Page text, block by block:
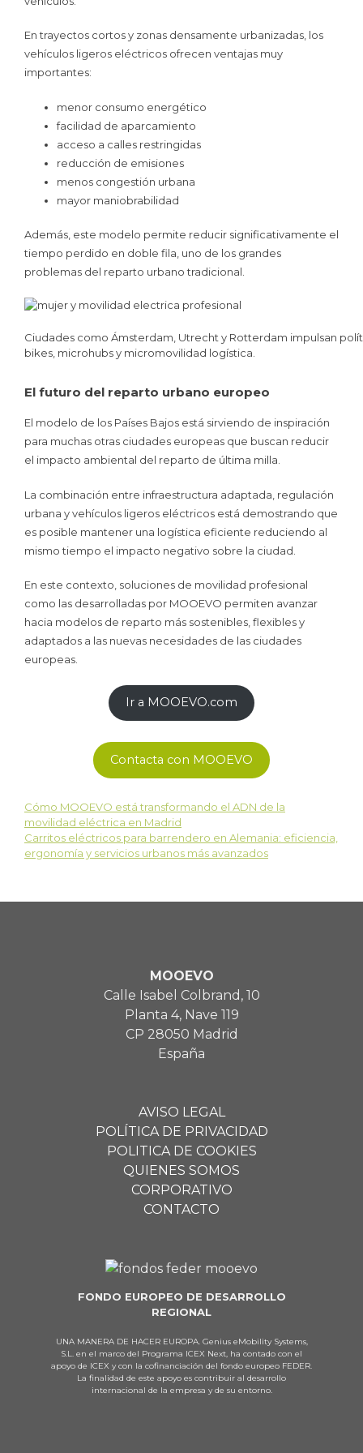
En trayectos cortos y zonas densamente urbanizadas, los
vehículos ligeros eléctricos ofrecen ventajas muy
importantes:
menor consumo energético
facilidad de aparcamiento
acceso a calles restringidas
reducción de emisiones
menos congestión urbana
mayor maniobrabilidad
Además, este modelo permite reducir significativamente el
tiempo perdido en doble fila, uno de los grandes
problemas del reparto urbano tradicional.
Ciudades como Ámsterdam, Utrecht y Rotterdam impulsan
bikes, microhubs y micromovilidad logística.
El futuro del reparto urbano europeo
El modelo de los Países Bajos está sirviendo de inspiración
para muchas otras ciudades europeas que buscan reducir
el impacto ambiental del reparto de última milla.
La combinación entre infraestructura adaptada, regulación
urbana y vehículos ligeros eléctricos está demostrando que
es posible mantener una logística eficiente reduciendo al
mismo tiempo el impacto negativo sobre la ciudad.
En este contexto, soluciones de movilidad profesional
como las desarrolladas por MOOEVO permiten avanzar
hacia modelos de reparto más sostenibles, flexibles y
adaptados a las nuevas necesidades de las ciudades
europeas.
Ir a MOOEVO.com
Contacta con MOOEVO
Cómo MOOEVO está transformando el ADN de la
movilidad eléctrica en Madrid
Carritos eléctricos para barrendero en Alemania: eficiencia,
ergonomía y servicios urbanos más avanzados
MOOEVO
Calle Isabel Colbrand, 10
Planta 4, Nave 119
CP 28050 Madrid
España
AVISO LEGAL
POLÍTICA DE PRIVACIDAD
POLITICA DE COOKIES
QUIENES SOMOS
CORPORATIVO
CONTACTO
FONDO EUROPEO DE DESARROLLO
REGIONAL
UNA MANERA DE HACER EUROPA. Genius eMobility Systems,
S.L. en el marco del Programa ICEX Next, ha contado con el
apoyo de ICEX y con la cofinanciación del fondo europeo FEDER.
La finalidad de este apoyo es contribuir al desarrollo
internacional de la empresa y de su entorno.